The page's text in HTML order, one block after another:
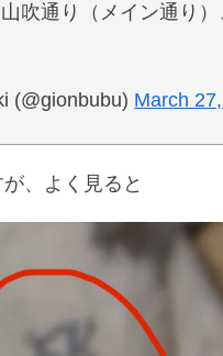
吹通り（メイン通り）
(@gionbubu) March
、よく見ると